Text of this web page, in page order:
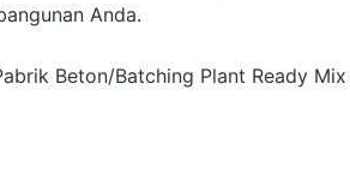
Anda.
Beton/Batching Plant Ready